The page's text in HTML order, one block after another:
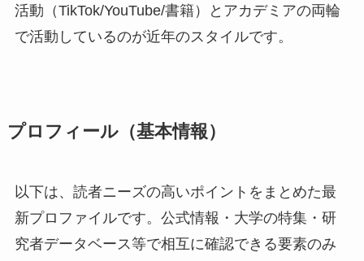
活動（TikTok/YouTube/書籍）とアカデミアの両輪
で活動しているのが近年のスタイルです。
プロフィール（基本情報）
以下は、読者ニーズの高いポイントをまとめた最
新プロファイルです。公式情報・大学の特集・研
究者データベース等で相互に確認できる要素のみ